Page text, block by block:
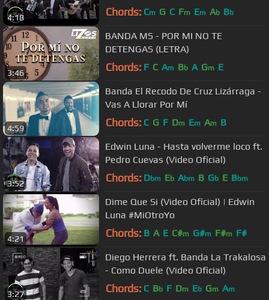
4:18 Chords: Cm G C Fm Em Ab Bb
3:46
BANDA MS - POR MI NO TE
DETENGAS (LETRA)
Chords: F C Am Bb A Gm E
4:59
Banda El Recodo De Cruz Lizárraga -
Vas A Llorar Por Mí
Chords: C G F Dm Em Am B
3:52
Edwin Luna - Hasta volverme loco ft.
Pedro Cuevas (Video Oficial)
Chords: Dbm Eb Abm B Gb E Bbm
4:21
Dime Que Si (Video Oficial) | Edwin
Luna #MiOtroYo
Chords: B A E C#m G#m F#m F#
3:27
Diego Herrera ft. Banda La Trakalosa
- Como Duele (Video Oficial)
Chords: C Bb F Dm Eb Gm Am